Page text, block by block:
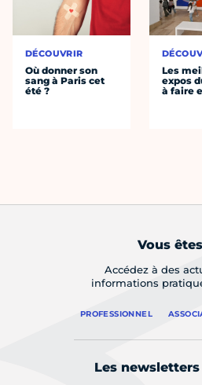
DÉCOUVRIR
Où donner son
sang à Paris cet
été ?
Les
expos
à faire
Vous
Accédez à des
informations
PROFESSIONNEL
Les